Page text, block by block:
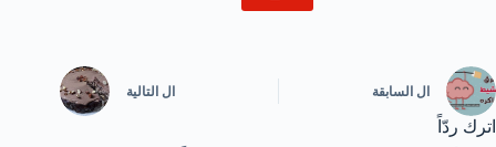
ال السابقة ال التالية
اترك ردّاً